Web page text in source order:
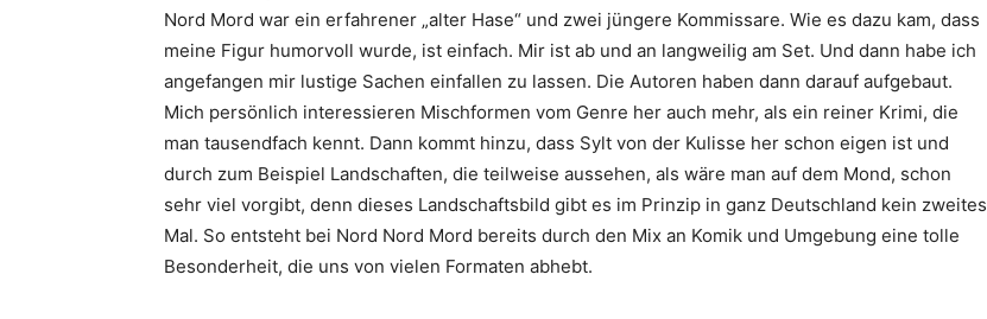
Nord Mord war ein erfahrener „alter Hase“ und zwei jüngere Kommissare. Wie es dazu kam, dass
meine Figur humorvoll wurde, ist einfach. Mir ist ab und an langweilig am Set. Und dann habe ich
angefangen mir lustige Sachen einfallen zu lassen. Die Autoren haben dann darauf aufgebaut.
Mich persönlich interessieren Mischformen vom Genre her auch mehr, als ein reiner Krimi, die
man tausendfach kennt. Dann kommt hinzu, dass Sylt von der Kulisse her schon eigen ist und
durch zum Beispiel Landschaften, die teilweise aussehen, als wäre man auf dem Mond, schon
sehr viel vorgibt, denn dieses Landschaftsbild gibt es im Prinzip in ganz Deutschland kein zweites
Mal. So entsteht bei Nord Nord Mord bereits durch den Mix an Komik und Umgebung eine tolle
Besonderheit, die uns von vielen Formaten abhebt.